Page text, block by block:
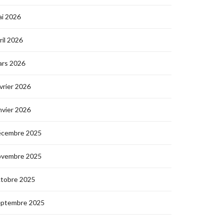
2026
2026
2026
2026
2026
2025
2025
2025
2025